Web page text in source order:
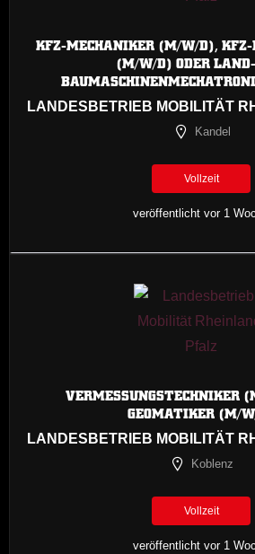
KFZ-MECHANIKER (M/W/D), KFZ-
(M/W/D) ODER
LANDESBETRIEB MOBILITÄT
Kandel
Vollzeit
veröffentlicht vor 1
VERMESSUNGSTECHNIKER
GEOMATIKER (M/
LANDESBETRIEB MOBILITÄT
Koblenz
Vollzeit
veröffentlicht vor 1